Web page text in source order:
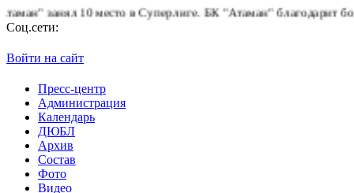
занял 10 место в Суперлиге.БК "Атаман" благодарит
Соц.сети:
Войти на сайт
Пресс-центр
Администрация
Календарь
ДЮБЛ
Архив
Состав
Фото
Видео